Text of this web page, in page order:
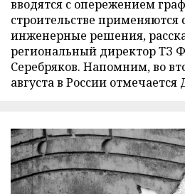
вводятся с опережением
строительстве применяются
инженерные решения,
региональный директор ТЗ
Серебряков. Напомним, во
августа в России отмечается